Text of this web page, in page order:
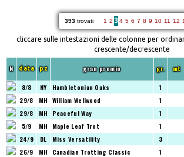
393 trovati 1 2 34 5 6 7 8 9 10 11 12
cliccare sulle intestazioni delle colonne per
crescente/decrescente
N data pz gran premio gr. mt
8/8 NY Hambletonian Oaks 1
29/8
MH William Wellwood 1
29/8
MH Peaceful Way 1
5/9
MH Maple Leaf Trot 1
24/9
DL Miss Versatility 3
26/9
MH Canadian Trotting Classic 1